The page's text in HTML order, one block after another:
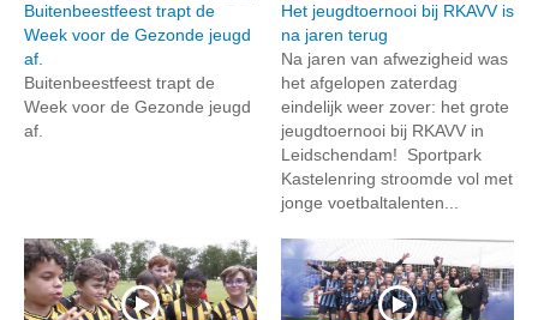
Buitenbeestfeest trapt de
Week voor de Gezonde jeugd
af.
Buitenbeestfeest trapt de
Week voor de Gezonde jeugd
af.
Het jeugdtoernooi bij RKAVV is
na jaren terug
Na jaren van afwezigheid was
het afgelopen zaterdag
eindelijk weer zover: het grote
jeugdtoernooi bij RKAVV in
Leidschendam! Sportpark
Kastelenring stroomde vol met
jonge voetbaltalenten...